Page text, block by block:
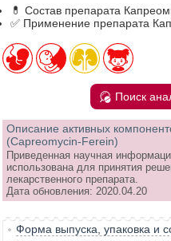
💊 Состав препарата
✅ Применение препарата
Поиск
Описание активных
(Capreomycin-Ferein)
Приведенная научная
использована для принятия
лекарственного препарата.
Дата обновления: 2020.04.20
Форма выпуска, упаковка и